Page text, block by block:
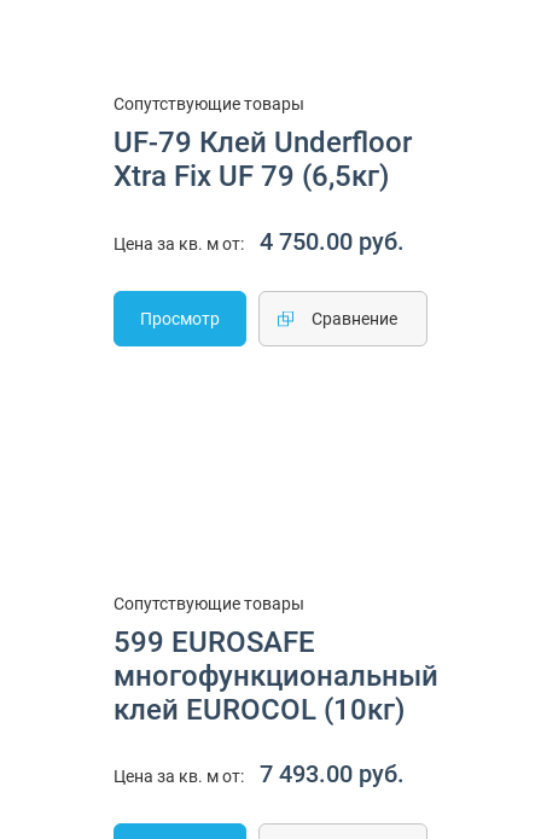
Сопутствующие товары
UF-79 Клей Underfloor
Xtra Fix UF 79 (6,5кг)
Цена за кв. м от: 4 750.00 руб.
Просмотр Cравнение
Сопутствующие товары
599 EUROSAFE
многофункциональный
клей EUROCOL (10кг)
Цена за кв. м от: 7 493.00 руб.